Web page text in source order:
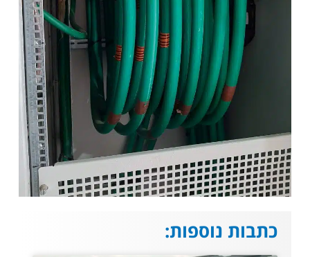
כתבות נוספות: